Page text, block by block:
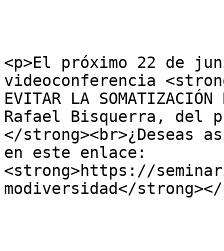
<p>El próximo 22 de
videoconferencia
EVITAR LA
Rafael Bisquerra, del
</
en este enlace:
<strong>https://
modiversidad</strong></